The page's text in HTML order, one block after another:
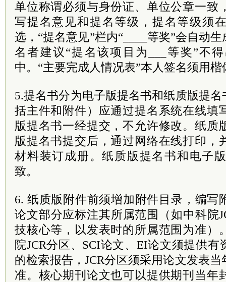
单位称谓必须与身份证、单位公章一致
写提名意见和提名等级，提名等级须
选，“提名意见”栏内“____等奖”会自动
名者建议“提名该项目为___等奖”不
中。“主要完成人情况表”本人签名须用楷
5.提名书分为电子版提名书和纸质版提
括主件和附件）应通过提名系统在线填
版提名书一经提交，不允许修改。纸质
版提名书提交后，通过网络在线打印，
材料装订成册。纸质版提名书和电子
致。
6. 纸质版附件前须增加附件目录，编写
论文部分应标注其所属范围（如中科院
技核心等，以发表时的所属范围为准）
院JCR分区、SCI论文、EI论文须提供
的检索报告，JCR分区须采用论文发表
准。核心期刊论文也可以提供期刊当年